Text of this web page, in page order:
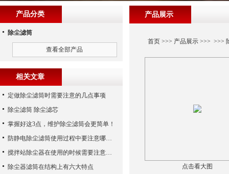
产品展示
首页>>> 产品展示>>> >>>
点击看大图
产品分类
除尘滤筒
查看全部产品
相关文章
定做除尘滤筒时需要注意的几点事项
除尘滤筒 除尘滤芯
掌握好这3点，维护除尘滤筒会更简单！
防静电除尘滤筒使用过程中要注意哪些事项
搅拌站除尘器在使用的时候需要注意哪些事项？
除尘器滤筒在结构上有六大特点